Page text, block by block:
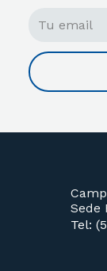
Sede
Tel: